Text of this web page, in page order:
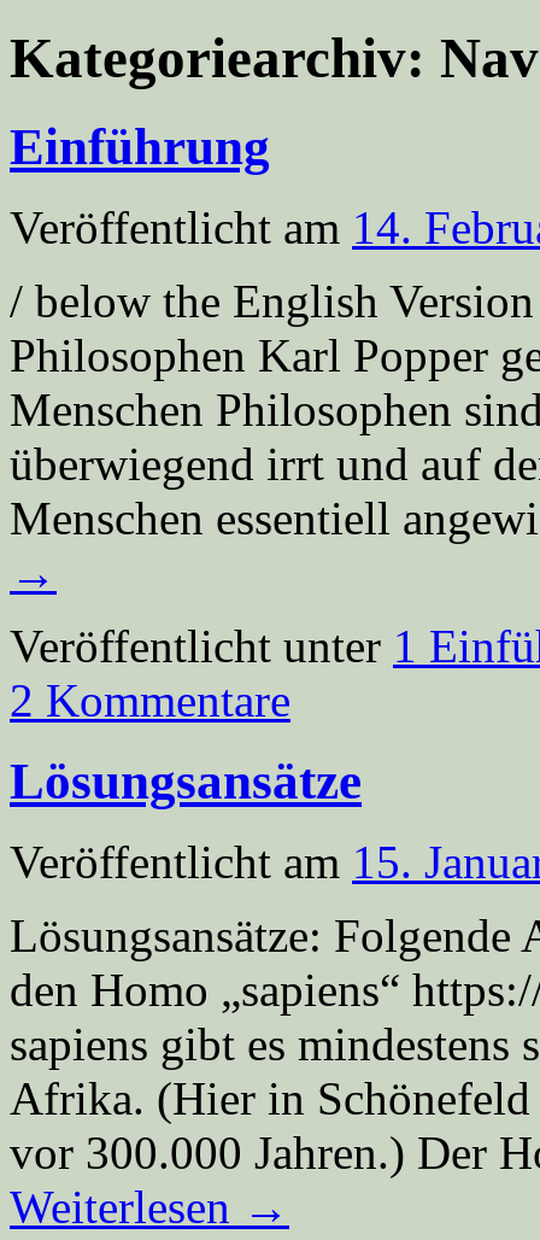
Kategoriearchiv:
Einführung
Veröffentlicht am 14.
/ below the English
Philosophen Karl Popper
Menschen Philosophen
überwiegend irrt und auf
Menschen essentiell
→
Veröffentlicht unter 1
2 Kommentare
Lösungsansätze
Veröffentlicht am 15.
Lösungsansätze:
den Homo „sapiens“
sapiens gibt es mindestens
Afrika. (Hier in Schönefeld
vor 300.000 Jahren.) Der
Weiterlesen →